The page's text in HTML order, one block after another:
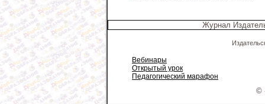
Журнал
Вебинары
Открытый урок
Педагогический марафон
©